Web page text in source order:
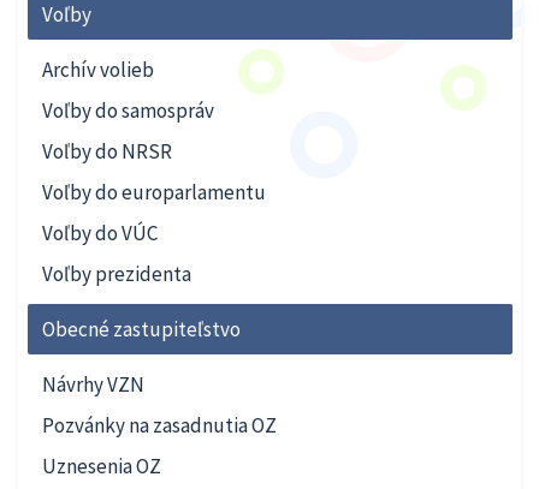
Voľby
Archív volieb
Voľby do samospráv
Voľby do NRSR
Voľby do europarlamentu
Voľby do VÚC
Voľby prezidenta
Obecné zastupiteľstvo
Návrhy VZN
Pozvánky na zasadnutia OZ
Uznesenia OZ